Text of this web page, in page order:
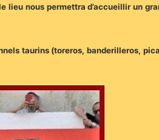
nous permettra d’accueillir un
taurins (toreros, banderilleros,